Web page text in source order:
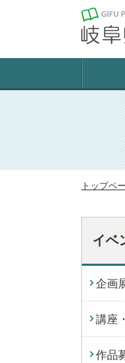
トップペ
イベ
企画
講座
作品